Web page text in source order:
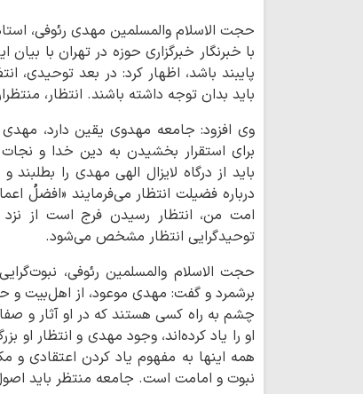
حجت الاسلام والمسلمین مهدی رئوفی،
با خبرنگار خبرگزاری حوزه در تهران با
پایبند باشد، اظهار کرد: در بعد توحیدی،
باید بدان توجه داشته باشند. انتظار،
وی افزود: جامعه مهدوی یقین دارد،
برای استقرار بخشیدن به دین خدا و
باید از درگاه لایزال الهی مهدی را
درباره فضیلت انتظار می‌فرمایند «افضلُ
امت من، انتظار رسیدن فرج است از
توحیدگرایی انتظار مشخص می‌شود.
حجت الاسلام والمسلمین رئوفی،
برشمرد و گفت: مهدی موعود، از اهل‌بیت و
چشم به راه کسی هستند که در او آثار و
او را یاد کرده‌اند، وجود مهدی و انتظار
همه اینها به مفهوم یاد کردن اعتقادی و
نبوت و امامت است. جامعه منتظر باید